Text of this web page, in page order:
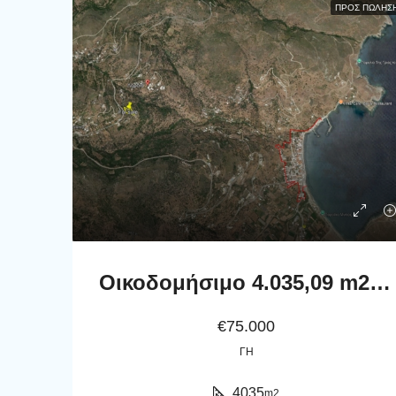
ΠΡΟΣ
Οικοδομήσιμο 4.035,09 m2 με Ισχύουσα Οικοδομική Άδεια στη Λαρδιά Κορθίου Άνδρου.
€75.000
ΓΗ